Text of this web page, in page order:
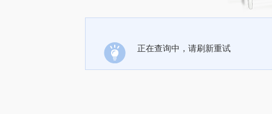
正在查询中，请刷新重试